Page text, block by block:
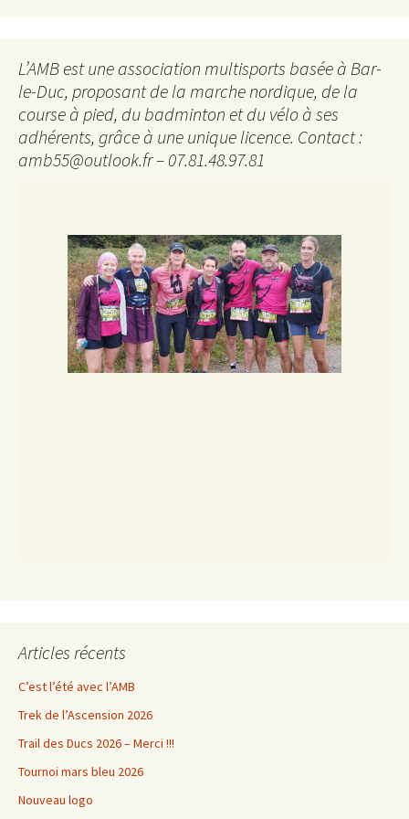
L’AMB est une association multisports basée à Bar-
le-Duc, proposant de la marche nordique, de la
course à pied, du badminton et du vélo à ses
adhérents, grâce à une unique licence. Contact :
amb55@outlook.fr – 07.81.48.97.81
Articles récents
C’est l’été avec l’AMB
Trek de l’Ascension 2026
Trail des Ducs 2026 – Merci !!!
Tournoi mars bleu 2026
Nouveau logo